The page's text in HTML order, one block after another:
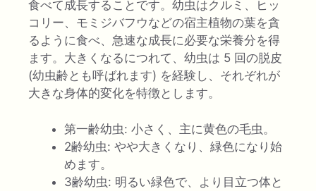
食べて成長することです。幼虫はクルミ、ヒッ
コリー、モミジバフウなどの宿主植物の葉を貪
るように食べ、急速な成長に必要な栄養分を得
ます。大きくなるにつれて、幼虫は 5 回の脱皮
(幼虫齢とも呼ばれます) を経験し、それぞれが
大きな身体的変化を特徴とします。
第一齢幼虫: 小さく、主に黄色の毛虫。
2齢幼虫: やや大きくなり、緑色になり始
めます。
3齢幼虫: 明るい緑色で、より目立つ体と